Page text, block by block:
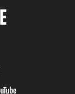
google
youtube-